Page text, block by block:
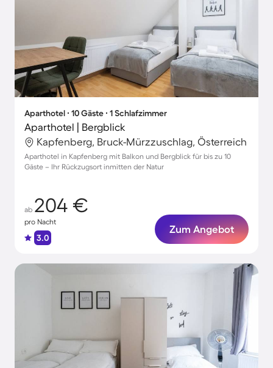
Aparthotel ∙ 10 Gäste ∙ 1 Schlafzimmer
Aparthotel | Bergblick
Kapfenberg, Bruck-Mürzzuschlag, Österreich
Aparthotel in Kapfenberg mit Balkon und Bergblick für bis zu 10
Gäste – Ihr Rückzugsort inmitten der Natur
ab 204 €
pro Nacht
3.0
Zum Angebot